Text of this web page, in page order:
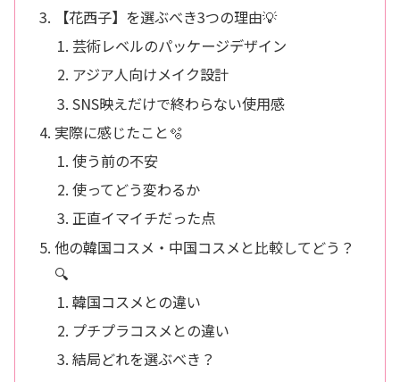
【花西子】を選ぶべき3つの理由💡
芸術レベルのパッケージデザイン
アジア人向けメイク設計
SNS映えだけで終わらない使用感
実際に感じたこと🫧
使う前の不安
使ってどう変わるか
正直イマイチだった点
他の韓国コスメ・中国コスメと比較してどう？
🔍
韓国コスメとの違い
プチプラコスメとの違い
結局どれを選ぶべき？